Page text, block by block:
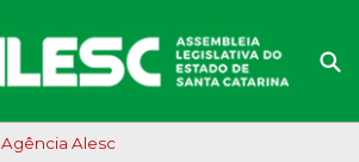
Agência Alesc